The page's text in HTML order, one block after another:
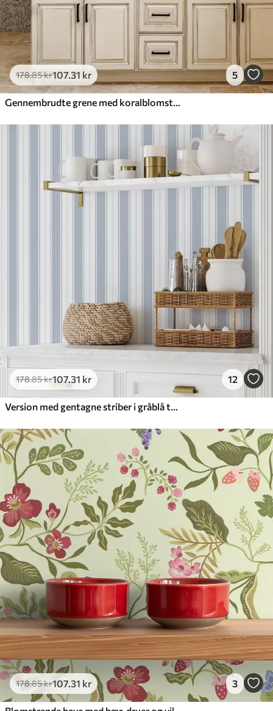
178.85kr107.31 kr 5
Gennembrudte grene med koralblomster, blomstermønster
178.85kr107.31 kr 12
Version med gentagne striber i gråblå toner
178.85kr107.31 kr 3